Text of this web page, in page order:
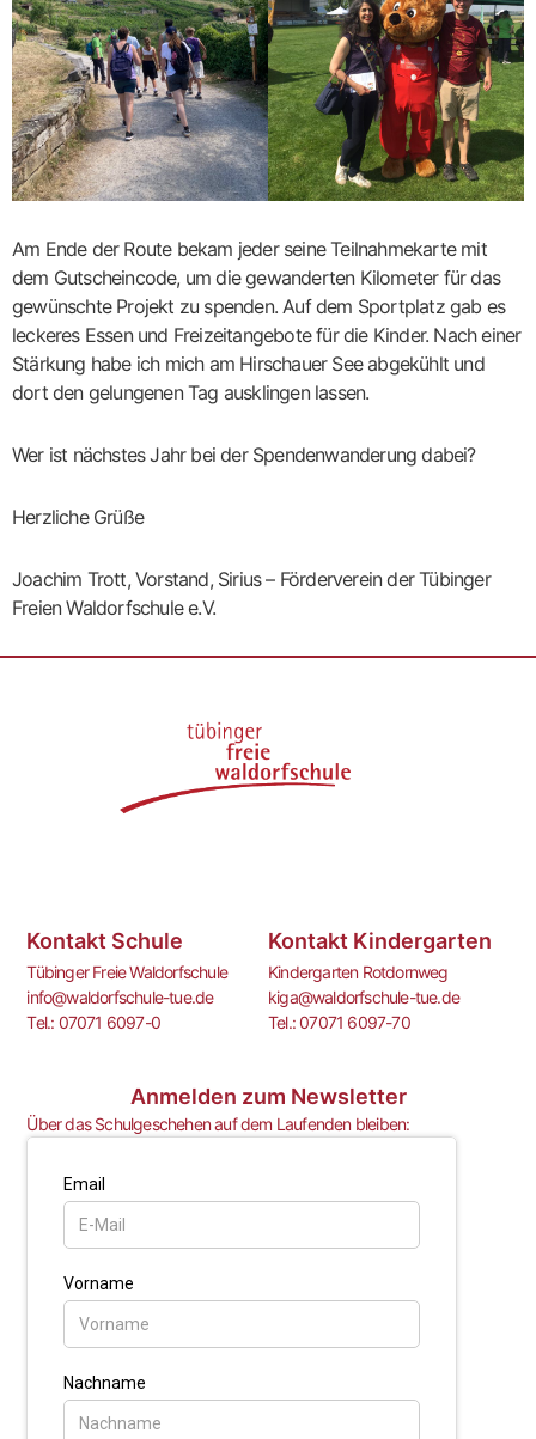
Am Ende der Route bekam jeder seine Teilnahmekarte mit
dem Gutscheincode, um die gewanderten Kilometer für das
gewünschte Projekt zu spenden. Auf dem Sportplatz gab es
leckeres Essen und Freizeitangebote für die Kinder. Nach einer
Stärkung habe ich mich am Hirschauer See abgekühlt und
dort den gelungenen Tag ausklingen lassen.
Wer ist nächstes Jahr bei der Spendenwanderung dabei?
Herzliche Grüße
Joachim Trott, Vorstand, Sirius – Förderverein der Tübinger
Freien Waldorfschule e.V.
Kontakt Schule
Tübinger Freie Waldorfschule
info@waldorfschule-tue.de
Tel.: 07071 6097-0
Kontakt Kindergarten
Kindergarten Rotdornweg
kiga@waldorfschule-tue.de
Tel.: 07071 6097-70
Anmelden zum Newsletter
Über das Schulgeschehen auf dem Laufenden bleiben: